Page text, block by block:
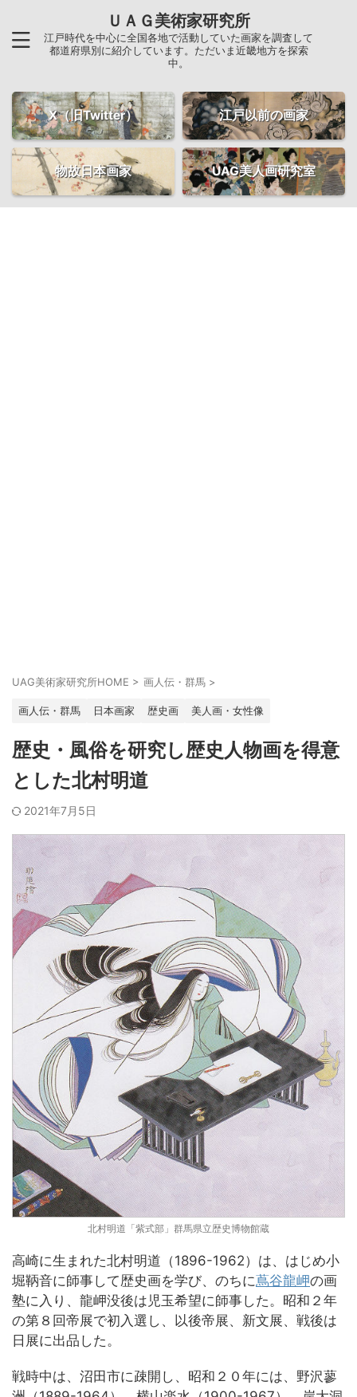
ＵＡＧ美術家研究所
江戸時代を中心に全国各地で活動していた画家を調査して
都道府県別に紹介しています。ただいま近畿地方を探索
中。
X（旧Twitter） 江戸以前の画家
物故日本画家 UAG美人画研究室
UAG美術家研究所HOME > 画人伝・群馬 >
画人伝・群馬 日本画家 歴史画 美人画・女性像
歴史・風俗を研究し歴史人物画を得意
とした北村明道
2021年7月5日
北村明道「紫式部」群馬県立歴史博物館蔵
高崎に生まれた北村明道（1896-1962）は、はじめ小
堀鞆音に師事して歴史画を学び、のちに蔦谷龍岬の画
塾に入り、龍岬没後は児玉希望に師事した。昭和２年
の第８回帝展で初入選し、以後帝展、新文展、戦後は
日展に出品した。
戦時中は、沼田市に疎開し、昭和２０年には、野沢蓼